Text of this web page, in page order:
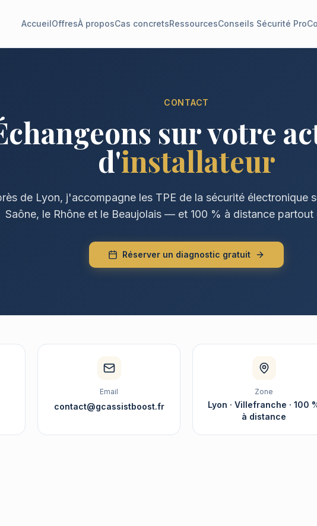
AccueilOffresÀ proposCas concretsRessourcesConseils Sécurité Pro
CONTACT
sur votre
d'installateur
de Lyon, j'accompagne les TPE de la sécurité électronique
Saône, le Rhône et le Beaujolais — et 100 % à distance partout
Réserver un diagnostic gratuit
Email
contact@gcassistboost.fr
Zone
Lyon · Villefranche · 100
à distance